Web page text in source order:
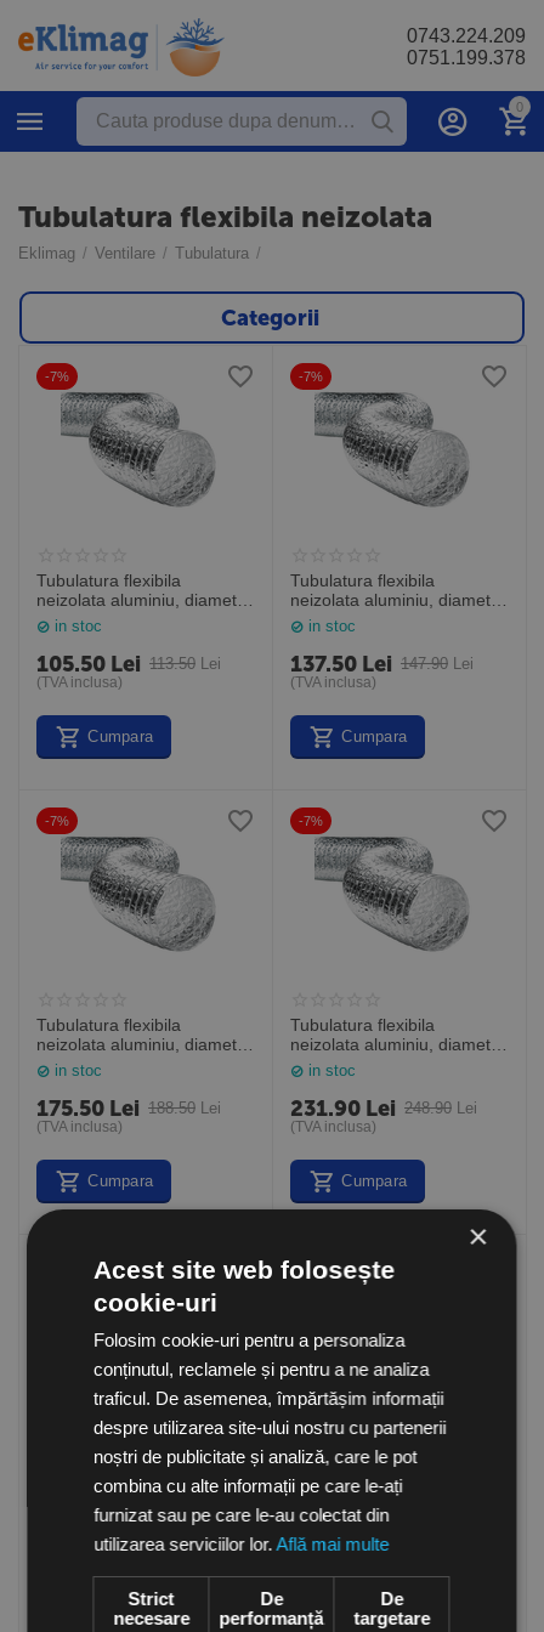
0743.224.209
0751.199.378
0
Tubulatura flexibila neizolata
Eklimag / Ventilare / Tubulatura /
Categorii
-7%
Tubulatura flexibila
neizolata aluminiu, diametru
160 mm, cutie de 10 m,
ALUAFS 160
in stoc
113.50 Lei
105.50 Lei
(TVA inclusa)
Cumpara
-7%
Tubulatura flexibila
neizolata aluminiu, diametru
203 mm, cutie de 10 m,
ALUAFS 203
in stoc
147.90 Lei
137.50 Lei
(TVA inclusa)
Cumpara
-7%
Tubulatura flexibila
neizolata aluminiu, diametru
254 mm, cutie de 10 m,
ALUAFS 254
in stoc
188.50 Lei
175.50 Lei
(TVA inclusa)
Cumpara
-7%
Tubulatura flexibila
neizolata aluminiu, diametru
315 mm, cutie de 10 m,
ALUAFS 315
in stoc
248.90 Lei
231.90 Lei
(TVA inclusa)
Cumpara
Tubulatura flexibila
neizolata aluminiu, diametru
127 mm, cutie de 10 m,
ALUAFS 127
in stoc
90.90 Lei
84.90Lei
Cumpara
-7%
Tubulatura flexibila
neizolata aluminiu, diametru
102 mm, cutie de 10 m,
ALUAFS 102
in stoc
71.90Lei
Cumpara
×
Acest site web folosește
cookie-uri
Folosim cookie-uri pentru a personaliza
conținutul, reclamele și pentru a ne analiza
traficul. De asemenea, împărtășim informații
despre utilizarea site-ului nostru cu partenerii
noștri de publicitate și analiză, care le pot
combina cu alte informații pe care le-ați
furnizat sau pe care le-au colectat din
utilizarea serviciilor lor.Află mai multe
Strict
necesare
De
performanță
De
targetare